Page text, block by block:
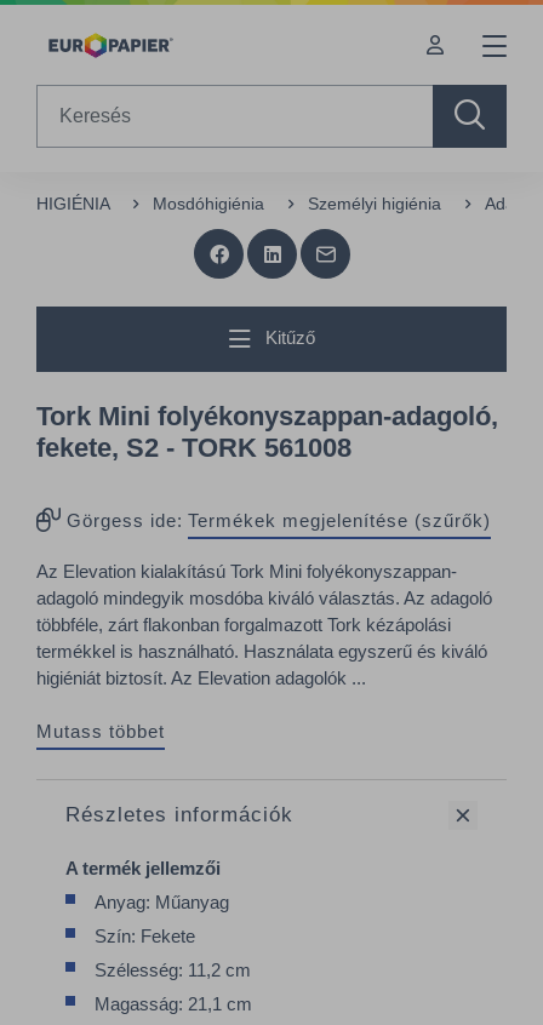
Table Of Content
Kiegészítő termékek
Az Önt érdeklő termékek
HIGIÉNIA Mosdóhigiénia Személyi higiénia
Kitűző
Tork Mini folyékonyszappan-adagoló,
fekete, S2 - TORK 561008
Görgess ide: Termékek megjelenítése (szűrők)
Az Elevation kialakítású Tork Mini folyékonyszappan-
adagoló mindegyik mosdóba kiváló választás. Az adagoló
többféle, zárt flakonban forgalmazott Tork kézápolási
termékkel is használható. Használata egyszerű és kiváló
higiéniát biztosít. Az Elevation adagolók ...
Mutass többet
Részletes információk
A termék jellemzői
Anyag: Műanyag
Szín: Fekete
Szélesség: 11,2 cm
Magasság: 21,1 cm